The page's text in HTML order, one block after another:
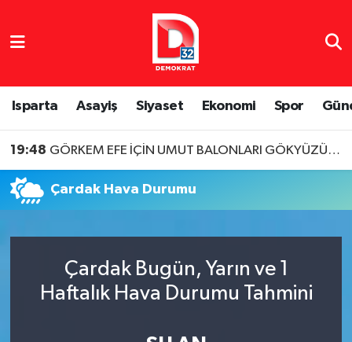
Isparta Asayiş Siyaset Ekonomi Spor
19:48 GÖRKEM EFE İÇİN UMUT BALONLARI GÖKYÜZÜNE BIRAKILDI
Çardak Hava Durumu
Çardak Bugün, Yarın ve 1
Haftalık Hava Durumu Tahmini
Isparta Nöbetçi Eczaneler
Isparta Hava Durumu
Tüm Manşetler
Son Dakika Haberleri